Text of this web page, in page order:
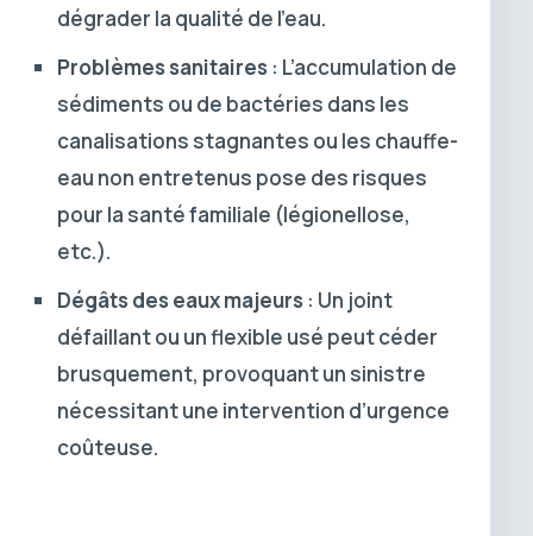
dégrader la qualité de l’eau.
Problèmes sanitaires : L’accumulation de
sédiments ou de bactéries dans les
canalisations stagnantes ou les chauffe-
eau non entretenus pose des risques
pour la santé familiale (légionellose,
etc.).
Dégâts des eaux majeurs : Un joint
défaillant ou un flexible usé peut céder
brusquement, provoquant un sinistre
nécessitant une intervention d’urgence
coûteuse.